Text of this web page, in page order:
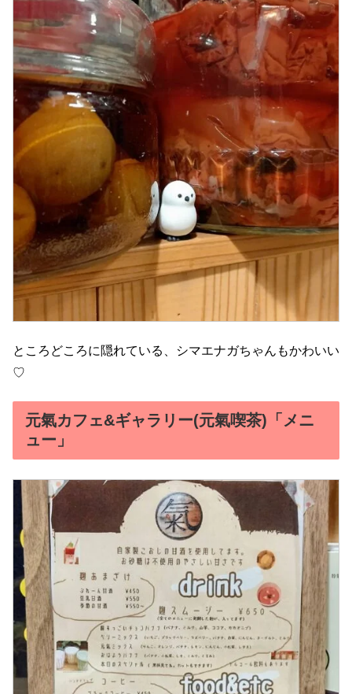
ところどころに隠れている、シマエナガちゃんもかわいい
♡
元氣カフェ&ギャラリー(元氣喫茶)「メニ
ュー」